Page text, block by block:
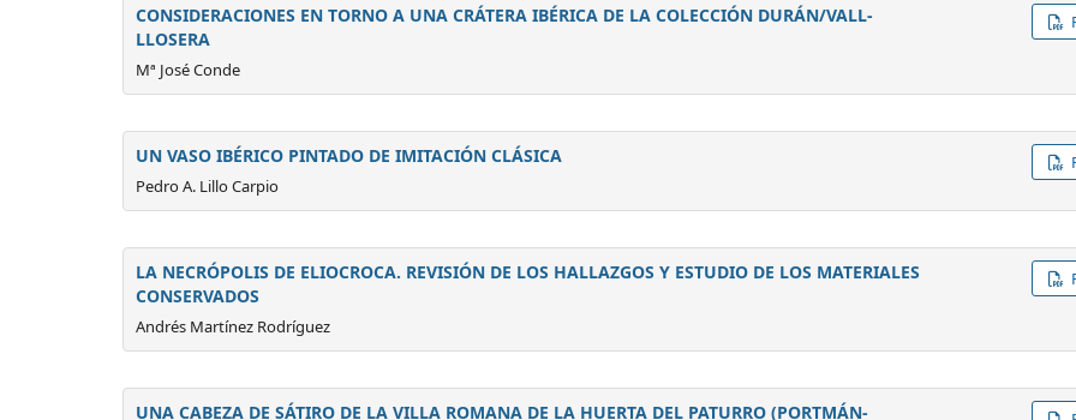
CONSIDERACIONES EN TORNO A UNA CRÁTERA IBÉRICA DE LA COLECCIÓN DURÁN/VALL-
LLOSERA
Mª José Conde
UN VASO IBÉRICO PINTADO DE IMITACIÓN CLÁSICA
Pedro A. Lillo Carpio
LA NECRÓPOLIS DE ELIOCROCA. REVISIÓN DE LOS HALLAZGOS Y ESTUDIO DE LOS MATERIALES
CONSERVADOS
Andrés Martínez Rodríguez
UNA CABEZA DE SÁTIRO DE LA VILLA ROMANA DE LA HUERTA DEL PATURRO (PORTMÁN-